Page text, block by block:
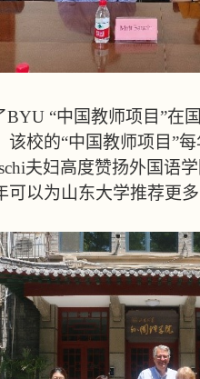
BYU “中国教师项目”在
该校的“中国教师项目”每
夫妇高度赞扬外国语
以为山东大学推荐更